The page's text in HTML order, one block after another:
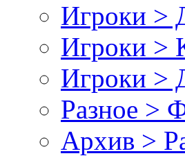
Игроки >
Игроки >
Игроки >
Разное >
Архив >